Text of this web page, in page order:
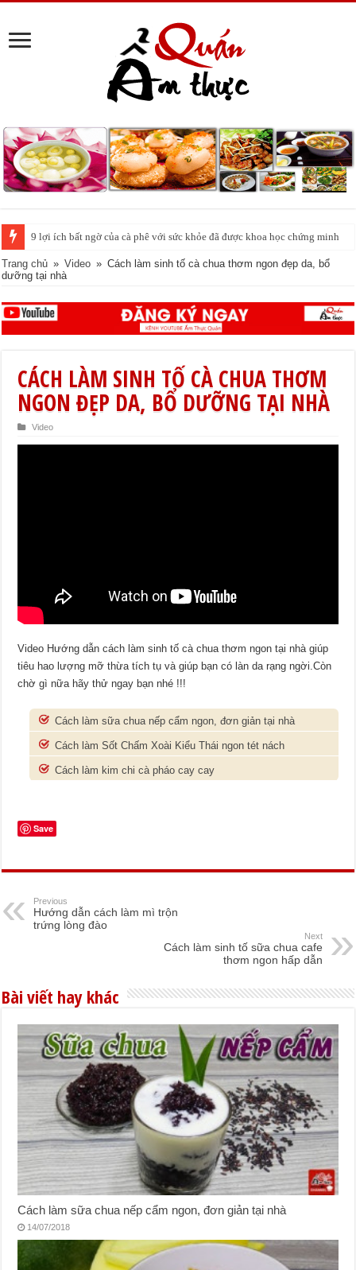
Cách pha nước chanh đá ngon đều nhau 10 ly như 1
Trang chủ » Video » Cách làm sinh tố cà chua thơm ngon đẹp da, bổ
dưỡng tại nhà
CÁCH LÀM SINH TỐ CÀ CHUA THƠM
NGON ĐẸP DA, BỔ DƯỠNG TẠI NHÀ
Video
Video Hướng dẫn cách làm sinh tố cà chua thơm ngon tại nhà giúp
tiêu hao lượng mỡ thừa tích tụ và giúp bạn có làn da rạng ngời.Còn
chờ gì nữa hãy thử ngay bạn nhé !!!
Cách làm sữa chua nếp cẩm ngon, đơn giản tại nhà
Cách làm Sốt Chấm Xoài Kiểu Thái ngon tét nách
Cách làm kim chi cà pháo cay cay
Save
Previous
Hướng dẫn cách làm mì trộn
trứng lòng đào
Next
Cách làm sinh tố sữa chua cafe
thơm ngon hấp dẫn
Bài viết hay khác
Cách làm sữa chua nếp cẩm ngon, đơn giản tại nhà
14/07/2018